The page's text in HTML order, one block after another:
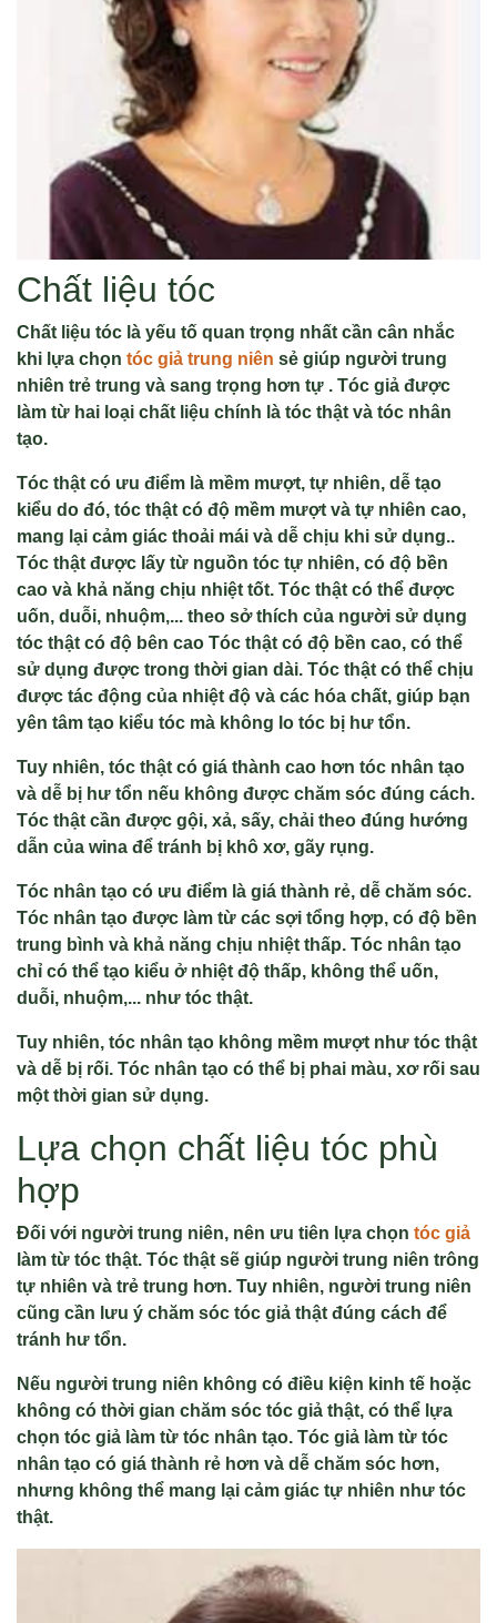
Chất liệu tóc
Chất liệu tóc là yếu tố quan trọng nhất cần cân nhắc
khi lựa chọn tóc giả trung niên sẻ giúp người trung
nhiên trẻ trung và sang trọng hơn tự . Tóc giả được
làm từ hai loại chất liệu chính là tóc thật và tóc nhân
tạo.
Tóc thật có ưu điểm là mềm mượt, tự nhiên, dễ tạo
kiểu do đó, tóc thật có độ mềm mượt và tự nhiên cao,
mang lại cảm giác thoải mái và dễ chịu khi sử dụng..
Tóc thật được lấy từ nguồn tóc tự nhiên, có độ bền
cao và khả năng chịu nhiệt tốt. Tóc thật có thể được
uốn, duỗi, nhuộm,... theo sở thích của người sử dụng
tóc thật có độ bên cao Tóc thật có độ bền cao, có thể
sử dụng được trong thời gian dài. Tóc thật có thể chịu
được tác động của nhiệt độ và các hóa chất, giúp bạn
yên tâm tạo kiểu tóc mà không lo tóc bị hư tổn.
Tuy nhiên, tóc thật có giá thành cao hơn tóc nhân tạo
và dễ bị hư tổn nếu không được chăm sóc đúng cách.
Tóc thật cần được gội, xả, sấy, chải theo đúng hướng
dẫn của wina để tránh bị khô xơ, gãy rụng.
Tóc nhân tạo có ưu điểm là giá thành rẻ, dễ chăm sóc.
Tóc nhân tạo được làm từ các sợi tổng hợp, có độ bền
trung bình và khả năng chịu nhiệt thấp. Tóc nhân tạo
chỉ có thể tạo kiểu ở nhiệt độ thấp, không thể uốn,
duỗi, nhuộm,... như tóc thật.
Tuy nhiên, tóc nhân tạo không mềm mượt như tóc thật
và dễ bị rối. Tóc nhân tạo có thể bị phai màu, xơ rối sau
một thời gian sử dụng.
Lựa chọn chất liệu tóc phù
hợp
Đối với người trung niên, nên ưu tiên lựa chọn tóc giả
làm từ tóc thật. Tóc thật sẽ giúp người trung niên trông
tự nhiên và trẻ trung hơn. Tuy nhiên, người trung niên
cũng cần lưu ý chăm sóc tóc giả thật đúng cách để
tránh hư tổn.
Nếu người trung niên không có điều kiện kinh tế hoặc
không có thời gian chăm sóc tóc giả thật, có thể lựa
chọn tóc giả làm từ tóc nhân tạo. Tóc giả làm từ tóc
nhân tạo có giá thành rẻ hơn và dễ chăm sóc hơn,
nhưng không thể mang lại cảm giác tự nhiên như tóc
thật.